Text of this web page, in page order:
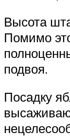
Высота
Помимо
подвоя.
Посадку